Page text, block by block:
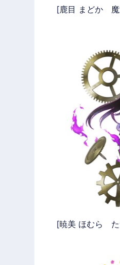
[鹿目 まどか 魔
[暁美 ほむら た